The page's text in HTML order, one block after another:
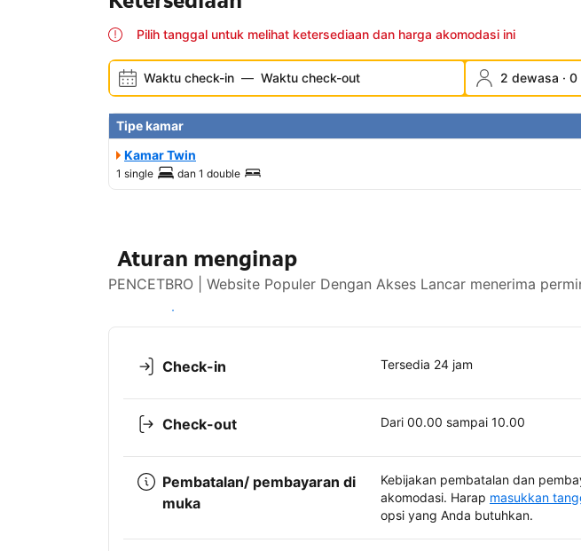
Pilih tanggal untuk melihat ketersediaan dan harga akomodasi ini
Waktu check-in — Waktu check-out 2 dewasa · 0
Tipe kamar
Kamar Twin
1 single dan 1 double
Aturan menginap
PENCETBRO | Website Populer Dengan Akses Lancar menerima
Lihat ketersediaan
Check-in Tersedia 24 jam
Check-out Dari 00.00 sampai 10.00
Pembatalan/ pembayaran di
muka
Kebijakan pembatalan dan
akomodasi. Harap masukkan
opsi yang Anda butuhkan.